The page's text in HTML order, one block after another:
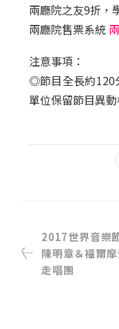
兩廳院之友9折，
兩廳院售票系統
注意事項：
◎節目全長約
單位保留節目異
2017世界音樂
陳明章＆福爾
走唱團